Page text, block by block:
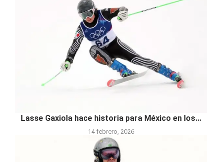
Lasse Gaxiola hace historia para México en los...
14 febrero, 2026